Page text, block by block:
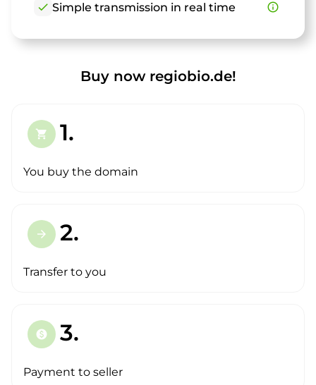
check Simple transmission in real time info_outline
Buy now regiobio.de!
shopping_cart 1.
You buy the domain
arrow_forward 2.
Transfer to you
paid 3.
Payment to seller